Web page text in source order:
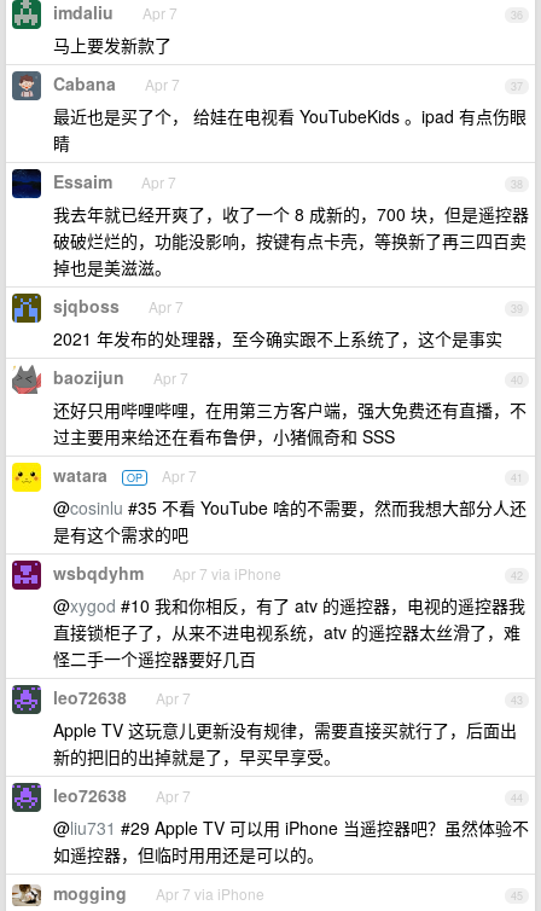
36
imdaliu Apr 7
马上要发新款了
37
Cabana Apr 7
最近也是买了个， 给娃在电视看 YouTubeKids 。ipad 有点伤眼
睛
38
Essaim Apr 7
我去年就已经开爽了，收了一个 8 成新的，700 块，但是遥控器
破破烂烂的，功能没影响，按键有点卡壳，等换新了再三四百卖
掉也是美滋滋。
39
sjqboss Apr 7
2021 年发布的处理器，至今确实跟不上系统了，这个是事实
40
baozijun Apr 7
还好只用哔哩哔哩，在用第三方客户端，强大免费还有直播，不
过主要用来给还在看布鲁伊，小猪佩奇和 SSS
41
watara OP Apr 7
@cosinlu #35 不看 YouTube 啥的不需要，然而我想大部分人还
是有这个需求的吧
42
wsbqdyhm Apr 7 via iPhone
@xygod #10 我和你相反，有了 atv 的遥控器，电视的遥控器我
直接锁柜子了，从来不进电视系统，atv 的遥控器太丝滑了，难
怪二手一个遥控器要好几百
43
leo72638 Apr 7
Apple TV 这玩意儿更新没有规律，需要直接买就行了，后面出
新的把旧的出掉就是了，早买早享受。
44
leo72638 Apr 7
@liu731 #29 Apple TV 可以用 iPhone 当遥控器吧？虽然体验不
如遥控器，但临时用用还是可以的。
45
mogging Apr 7 via iPhone